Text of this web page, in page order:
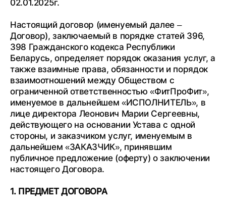
02.01.2025г.
Настоящий договор (именуемый далее –
Договор), заключаемый в порядке статей 396,
398 Гражданского кодекса Республики
Беларусь, определяет порядок оказания услуг, а
также взаимные права, обязанности и порядок
взаимоотношений между Обществом с
ограниченной ответственностью «ФитПроФит»,
именуемое в дальнейшем «ИСПОЛНИТЕЛЬ», в
лице директора Леонович Марии Сергеевны,
действующего на основании Устава с одной
стороны, и заказчиком услуг, именуемым в
дальнейшем «ЗАКАЗЧИК», принявшим
публичное предложение (оферту) о заключении
настоящего Договора.
1. ПРЕДМЕТ ДОГОВОРА